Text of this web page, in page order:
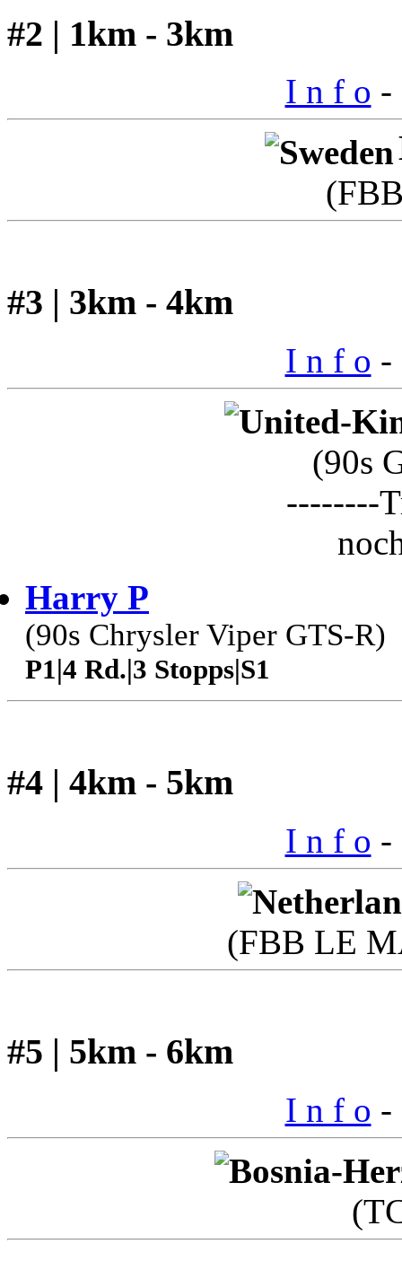
#2 | 1km - 3km
I n f o -
#3 | 3km - 4km
I n f o -
(90s
--------
Harry P
(90s Chrysler Viper GTS-R)
P1|4 Rd.|3 Stopps|S1
#4 | 4km - 5km
I n f o -
(FBB LE
#5 | 5km - 6km
I n f o -